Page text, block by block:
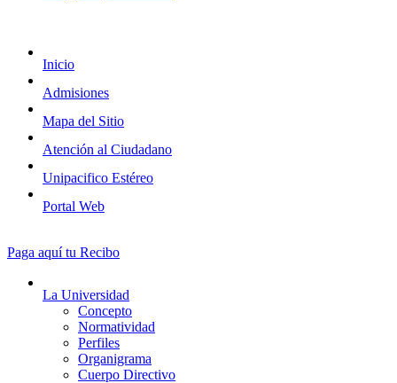
Inicio
Admisiones
Mapa del Sitio
Atención al Ciudadano
Unipacifico Estéreo
Portal Web
Paga aquí tu Recibo
La Universidad
Concepto
Normatividad
Perfiles
Organigrama
Cuerpo Directivo